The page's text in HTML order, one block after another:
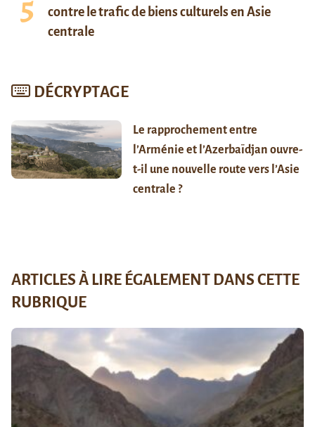
contre le trafic de biens culturels en Asie
centrale
DÉCRYPTAGE
Le rapprochement entre
l’Arménie et l’Azerbaïdjan ouvre-
t-il une nouvelle route vers l’Asie
centrale ?
ARTICLES À LIRE ÉGALEMENT DANS CETTE
RUBRIQUE